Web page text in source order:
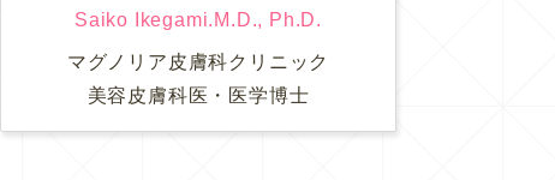
Saiko Ikegami.M.D., Ph.D.
マグノリア皮膚科クリニック
美容皮膚科医・医学博士